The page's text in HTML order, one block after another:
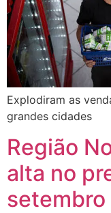
Explodiram as
grandes cidades
Região
alta no
setembro